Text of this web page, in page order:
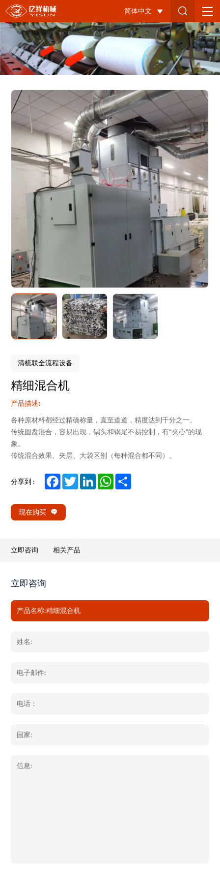
精
细
合
机
简体中文
清梳联全流程设备
精细混合机
产品描述:
各种原材料都经过精确称量，直至道道，精度达到千分之一。
传统圆盘混合，容易出现，锅头和锅尾不易控制，有“夹心”的现
象。
传统混合效果、夹层、大袋区别（每种混合都不同）。
分享到 : FacebookTwitterLinkedInWhatsApp
现在购买
立即咨询 相关产品
立即咨询